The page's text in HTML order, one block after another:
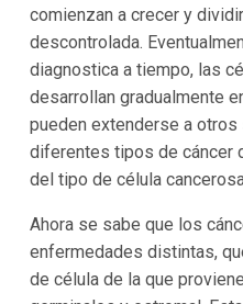
comienzan a crecer y
descontrolada.
diagnostica a tiempo, las
desarrollan gradualmente
pueden extenderse a
diferentes tipos de cáncer
del tipo de célula
Ahora se sabe que los
enfermedades distintas,
de célula de la que